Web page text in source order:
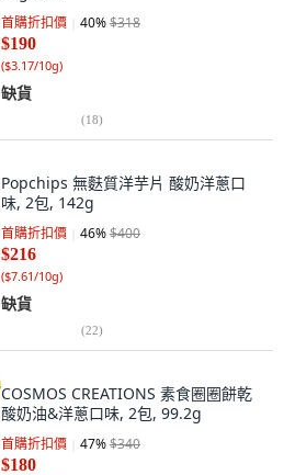
首購折扣價 40%$318
$190
($3.17/10g)
缺貨
(18)
Popchips 無麩質洋芋片 酸奶洋蔥口
味, 2包, 142g
首購折扣價 46%$400
$216
($7.61/10g)
缺貨
(22)
COSMOS CREATIONS 素食圈圈餅乾
酸奶油&洋蔥口味, 2包, 99.2g
首購折扣價 47%$340
$180